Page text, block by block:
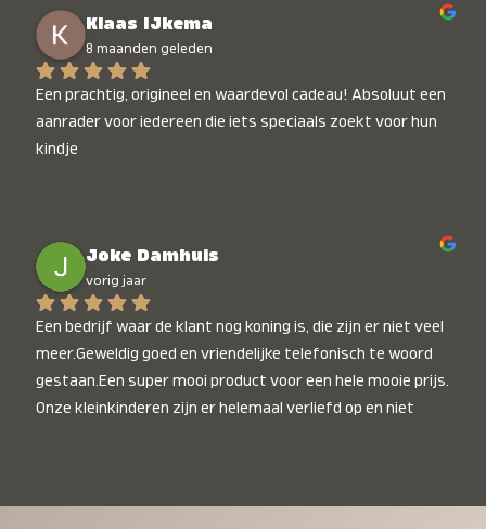
Klaas IJkema
8 maanden geleden
Een prachtig, origineel en waardevol cadeau! Absoluut een
aanrader voor iedereen die iets speciaals zoekt voor hun
kindje
Joke Damhuis
vorig jaar
Een bedrijf waar de klant nog koning is, die zijn er niet veel
meer.Geweldig goed en vriendelijke telefonisch te woord
gestaan.Een super mooi product voor een hele mooie prijs.
Onze kleinkinderen zijn er helemaal verliefd op en niet